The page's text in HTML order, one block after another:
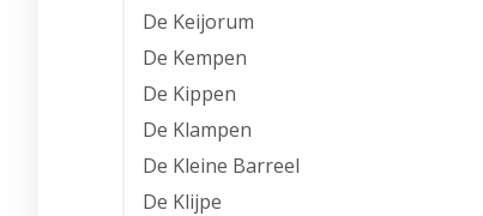
De Keijorum
De Kempen
De Kippen
De Klampen
De Kleine Barreel
De Klijpe